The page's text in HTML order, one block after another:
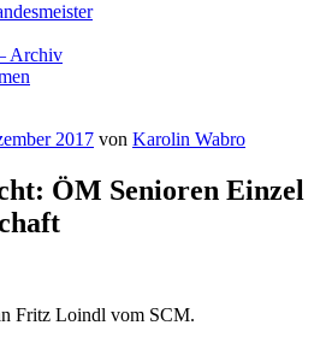
Archiv
2017 von Karolin Wabro
ÖM Senioren Einzel
Fritz Loindl vom SCM.